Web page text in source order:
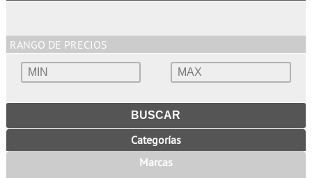
RANGO DE PRECIOS
Categorías
Marcas